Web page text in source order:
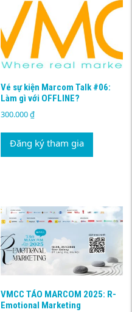
Vé sự kiện Marcom Talk #06:
Làm gì với OFFLINE?
300.000₫
Đăng ký tham gia
VMCC TÁO MARCOM 2025: R-
Emotional Marketing